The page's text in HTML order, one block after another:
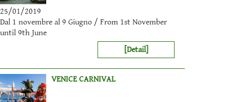
25/01/2019
Dal 1 novembre al 9 Giugno / From 1st November
until 9th June
[Detail]
VENICE CARNIVAL